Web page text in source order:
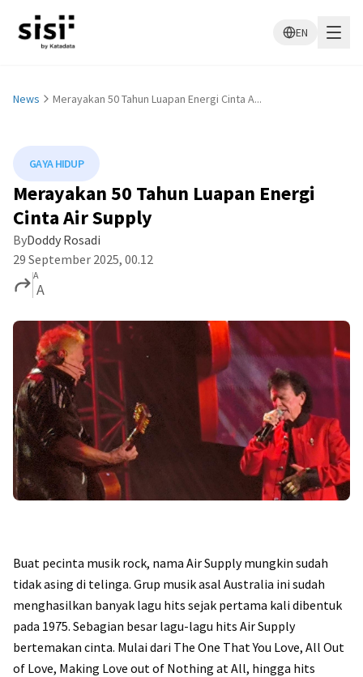
EN
News Merayakan 50 Tahun Luapan Energi Cinta A...
GAYA HIDUP
Merayakan 50 Tahun Luapan Energi
Cinta Air Supply
ByDoddy Rosadi
29 September 2025, 00.12
A
A
Buat pecinta musik rock, nama Air Supply mungkin sudah
tidak asing di telinga. Grup musik asal Australia ini sudah
menghasilkan banyak lagu hits sejak pertama kali dibentuk
pada 1975. Sebagian besar lagu-lagu hits Air Supply
bertemakan cinta. Mulai dari The One That You Love, All Out
of Love, Making Love out of Nothing at All, hingga hits